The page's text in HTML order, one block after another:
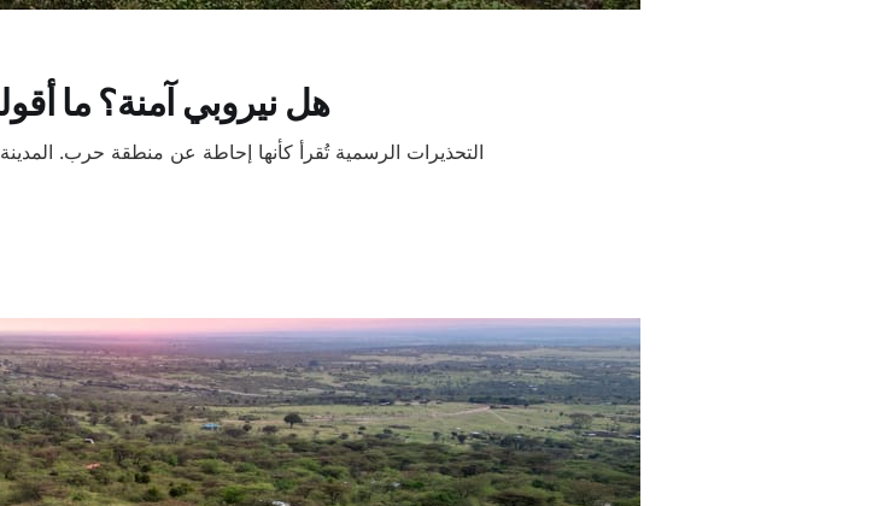
هل نيروبي آمنة؟ ما
التحذيرات الرسمية تُقرأ كأنها إحاطة عن منطقة حرب.